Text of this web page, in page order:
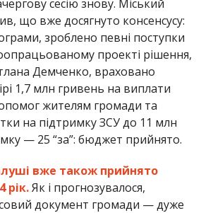
сесію знову. Міський
що вже досягнуто консенсусу:
зроблено певні поступки
проекті рішення,
Демченко, враховано
1,7 млн гривень на виплати
жителям громади та
на підтримку ЗСУ до 11 млн
— 25 “за”: бюджет прийнято.
вже також прийнято
рік.Як і прогнозувалося,
документ громади — дуже